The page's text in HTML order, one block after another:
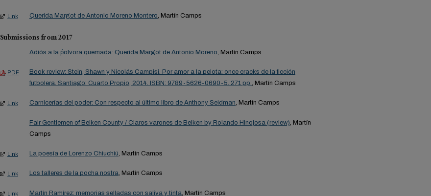
Link Querida Margot de Antonio Moreno Montero , Martín Camps
Submissions from 2017
Adiós a la ṕolvora quemada: Querida Margot de Antonio Moreno, Martín Camps
PDF
Book review: Stein, Shawn y Nicolás Campisi. Por amor a la pelota: once cracks de la ficción
futbolera. Santiago: Cuarto Propio, 2014. ISBN: 9789-5626-0690-5. 271 pp., Martín Camps
Link Carnicerías del poder: Con respecto al último libro de Anthony Seidman, Martín Camps
Fair Gentlemen of Belken County / Claros varones de Belken by Rolando Hinojosa (review) , Martín
Camps
Link La poesía de Lorenzo Chiuchiú, Martín Camps
Link Los talleres de la pocha nostra, Martín Camps
Link Martín Ramírez: memorias selladas con saliva y tinta , Martín Camps